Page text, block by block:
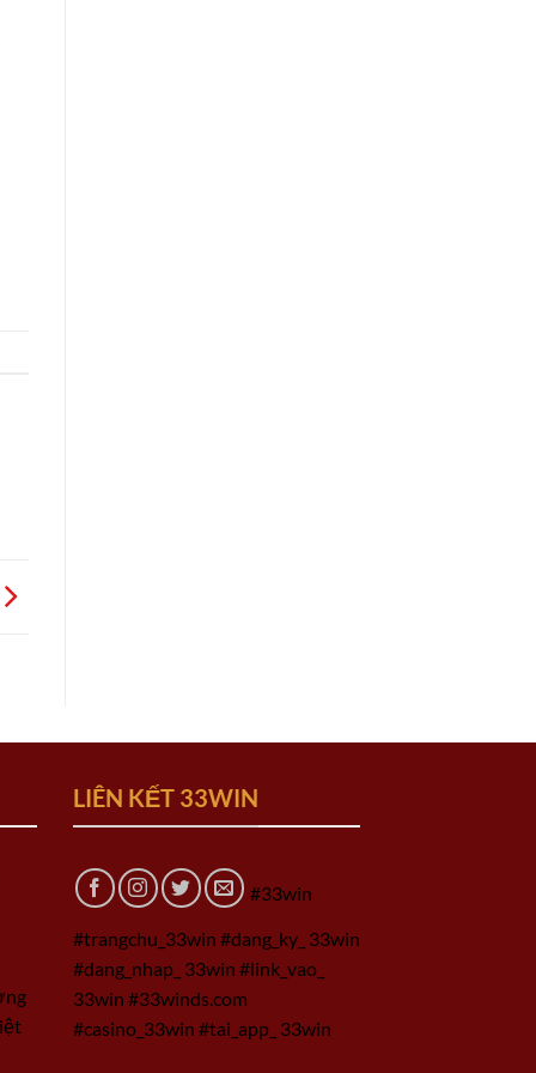
LIÊN KẾT 33WIN
#33win
#trangchu_33win #dang_ky_ 33win
#dang_nhap_ 33win #link_vao_
33win #33winds.com
#casino_33win #tai_app_ 33win